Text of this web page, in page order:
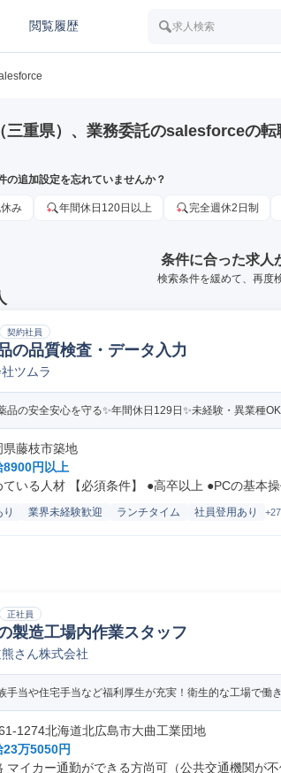
閲覧履歴 求人検索
三重県）、業務委託のsalesforceの転
の追加設定を忘れていませんか？
み 年間休日120日以上 完全週休2日制
条件に合った求人
検索条件を緩めて、再度
契約社員
の品質検査・データ入力
ツムラ
品の安全安心を守る✨年間休日129日✨未経験・異業種OK
県藤枝市築地
8900円以上
ている人材 【必須条件】 ●高卒以上 ●PCの基本操
業界未経験歓迎 ランチタイム 社員登用あり
正社員
製造工場内作業スタッフ
さん株式会社
手当や住宅手当など福利厚生が充実！衛生的な工場で働
1274北海道北広島市大曲工業団地
23万5050円
マイカー通勤ができる方尚可（公共交通機関が不